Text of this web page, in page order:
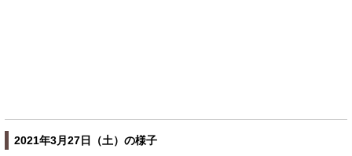
2021年3月27日（土）の様子